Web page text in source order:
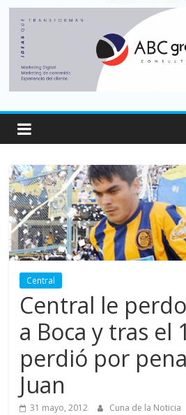
Central
Central le
a Boca y tras el
perdió por
Juan
31 mayo, 2012 Cuna de la Noticia